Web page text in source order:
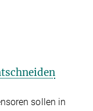
sollen in